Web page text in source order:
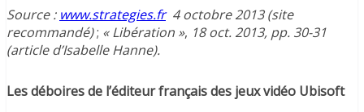
Source : www.strategies.fr4 octobre 2013 (site
recommandé); « Libération », 18 oct. 2013, pp. 30-31
(article d’Isabelle Hanne).
Les déboires de l’éditeur français des jeux vidéo Ubisoft